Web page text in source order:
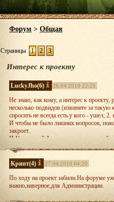
Форум > Общая
Страницы 1 2 3
Интерес к проекту
LuckyJho(6) 26.04.2010 22:21
Не знаю, как кому, а интерес к проекту,
несколько подвидов (извините за
спросить не всегда есть у кого - ушел;
И чтобы не было лишних вопросов,
закроет..
И Уважаемой Администрации с
иногда ведите нормальный диалог с
Всем успеха...
С уважением, LuckyJho
Крипт(4) 27.04.2010 04:20
По ходу на проект забили.На форуме
важно,наверное,для Администрации.